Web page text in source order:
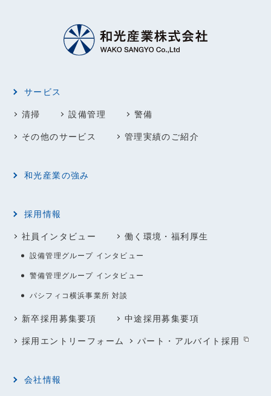
サービス
清掃 設備管理 警備
その他のサービス 管理実績のご紹介
和光産業の強み
採用情報
社員インタビュー 働く環境・福利厚生
設備管理グループ インタビュー
警備管理グループ インタビュー
パシフィコ横浜事業所 対談
新卒採用募集要項 中途採用募集要項
採用エントリーフォーム パート・アルバイト採用
会社情報